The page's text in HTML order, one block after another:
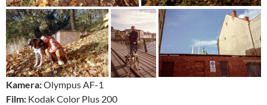
Kamera:Olympus AF-1
Film: Kodak Color Plus 200